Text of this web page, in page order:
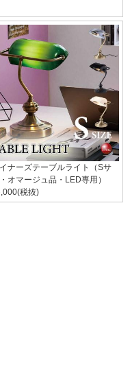
ナーズテーブルライト（Sサ
オマージュ品・LED専用）
税抜)